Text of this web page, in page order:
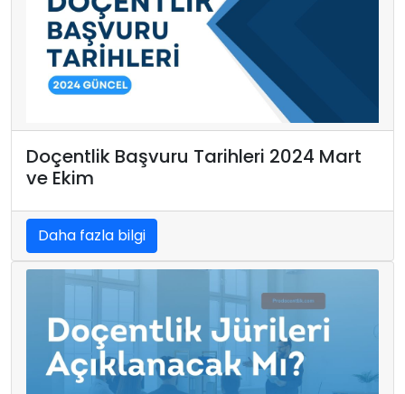
Doçentlik Başvuru Tarihleri 2024 Mart
ve Ekim
Daha fazla bilgi